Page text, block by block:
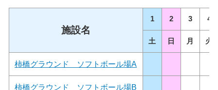
施設名
1 2 3 4
土 日 月 火
柿橋グラウンド ソフトボール場A
柿橋グラウンド ソフトボール場B